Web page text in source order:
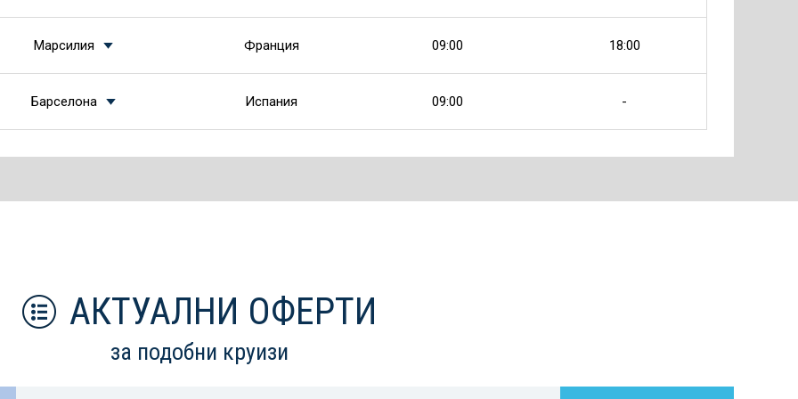
Марсилия Франция 09:00 18:00
Барселона Испания 09:00 -
АКТУАЛНИ ОФЕРТИ
за подобни круизи